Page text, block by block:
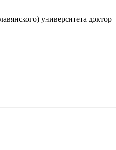
университета доктор